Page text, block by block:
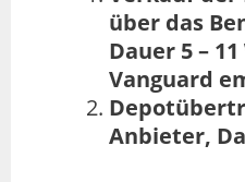
über das
Dauer 5 –
Vanguard
Anbieter,